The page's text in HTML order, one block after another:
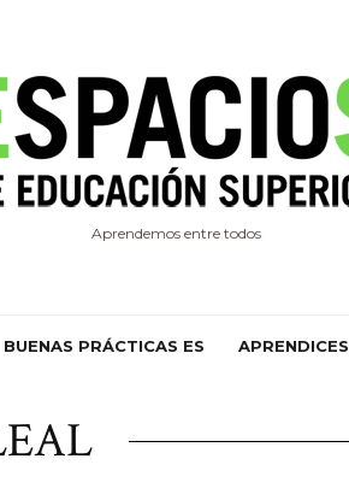
Aprendemos entre todos
BUENAS PRÁCTICAS ES APRENDICES